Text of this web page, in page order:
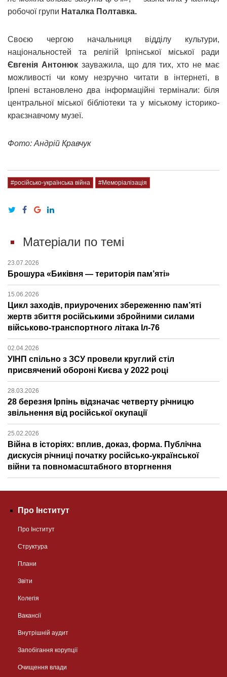
робочої групи Наталка Полтавка.
Своєю чергою начальниця відділу культури,
національностей та релігій Ірпінської міської ради
Євгенія Антонюкзауважила, що для тих, хто не має
можливості чи кому незручно читати в інтернеті, в
Ірпені встановлено два інформаційні термінали: біля
центральної міської бібліотеки та у міському історико-
краєзнавчому музеї.
Фото: Андрій Кравчук
#російсько-українська війна #Меморіалізація
Матеріали по темі
23.07.2026
Брошура «Биківня — територія пам’яті»
15.06.2026
Цикл заходів, приурочених збереженню пам’яті
жертв збиття російськими збройними силами
військово-транспортного літака Іл-76
02.04.2026
УІНП спільно з ЗСУ провели круглий стіл
присвячений обороні Києва у 2022 році
28.03.2026
28 березня Ірпінь відзначає четверту річницю
звільнення від російської окупації
25.02.2026
Війна в історіях: вплив, доказ, форма. Публічна
дискусія річниці початку російсько-української
війни та повномасштабного вторгнення
Про Інститут
Про Інститут
Структура
Плани
Звіти
Колегія
Вакансії
Внутрішній аудит
Запобігання корупції
Очищення влади